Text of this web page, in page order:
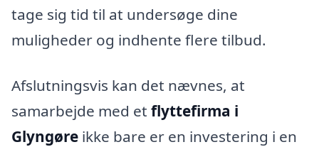
tage sig tid til at undersøge dine
muligheder og indhente flere tilbud.
Afslutningsvis kan det nævnes, at
samarbejde med et flyttefirma i
Glyngøre ikke bare er en investering i en